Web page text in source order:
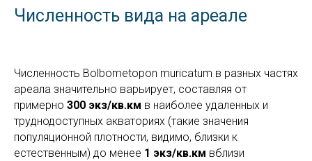
Численность вида на ареале
Численность Bolbometopon muricatum в разных частях
ареала значительно варьирует, составляя от
примерно 300 экз/кв.км в наиболее удаленных и
труднодоступных акваториях (такие значения
популяционной плотности, видимо, близки к
естественным) до менее 1 экз/кв.км вблизи